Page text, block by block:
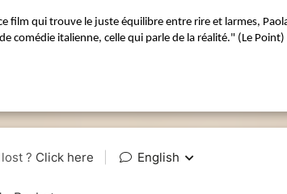
film qui trouve le juste équilibre entre rire et larmes,
comédie italienne, celle qui parle de la réalité." (Le Point)